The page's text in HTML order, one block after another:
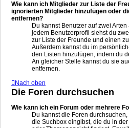
Wie kann ich Mitglieder zur Liste der
ignorierten Mitglieder hinzufügen oder
entfernen?
Du kannst Benutzer auf zwei
jedem Benutzerprofil siehst du
zur Liste der Freunde und einen
Außerdem kannst du im
den Listen hinzufügen, indem du
An gleicher Stelle kannst du sie
entfernen.
Nach oben
Die Foren durchsuchen
Wie kann ich ein Forum oder mehrere
Du kannst die Foren
die Suchbox eingibst, die du in